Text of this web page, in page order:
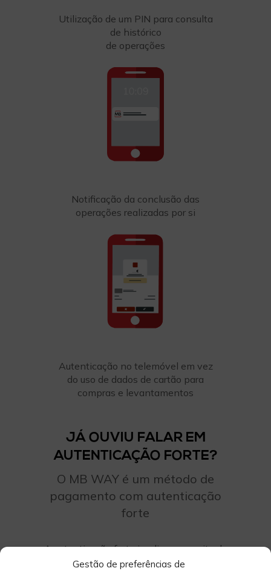
Gestão de preferências de
Utilização de um PIN para consulta
de histórico
de operações
Notificação da conclusão das
operações realizadas por si
Autenticação no telemóvel em vez
do uso de dados de cartão para
compras e levantamentos
JÁ OUVIU FALAR EM
AUTENTICAÇÃO FORTE?
O MB WAY é um método de
pagamento com autenticação
forte
A autenticação forte implica que o site de
e-commerce onde está a efetuar a compra